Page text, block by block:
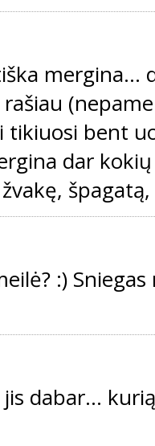
mergina...
tikiuosi bent
dar
:)
dabar...